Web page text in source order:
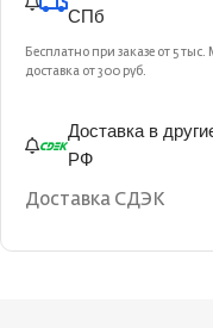
СПб
Бесплатно при заказе от 5 тыс.
доставка от 300 руб.
Доставка в
РФ
Доставка СДЭК